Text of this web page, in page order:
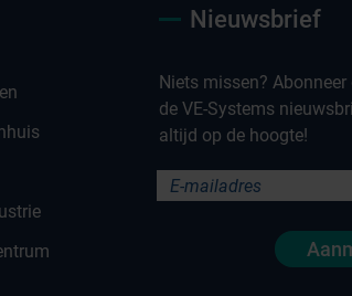
Nieuwsbrief
Niets missen? Abonneer
de VE-Systems
altijd op de hoogte!